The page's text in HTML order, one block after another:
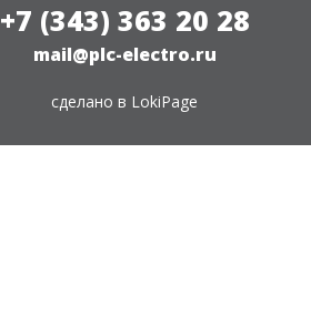
+7 (343) 363 20 28
mail@plc-electro.ru
сделано в LokiPage